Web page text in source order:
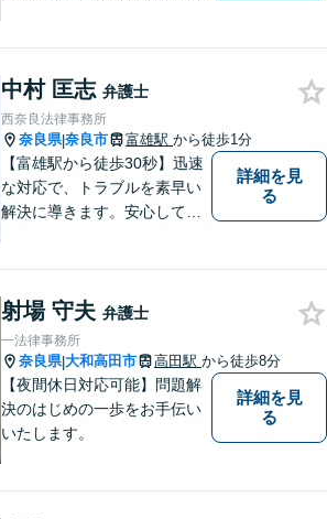
と聞いても良いのかな」など
と思わず、ぜひ一度ご相談く
ださい。【お子様連れ相談
可】
中村 匡志 弁護士
西奈良法律事務所
奈良県|奈良市 富雄駅 から徒歩1分
【富雄駅から徒歩30秒】迅速
な対応で、トラブルを素早い
解決に導きます。安心して話
続・遺言・交通事故・借金・
債務整理などはお任せくださ
い。
詳細を見
る
射場 守夫 弁護士
一法律事務所
奈良県|大和高田市 高田駅 から徒歩8分
【夜間休日対応可能】問題解
決のはじめの一歩をお手伝い
いたします。
詳細を見
る